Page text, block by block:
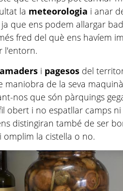
la meteorologia i anar
que ens podem allargar
fred del què ens havíem
l'entorn.
i pagesos del
maniobra de la seva
nos que són pàrquings
obert i no espatllar camps
distingiran també de ser
omplim la cistella o no.